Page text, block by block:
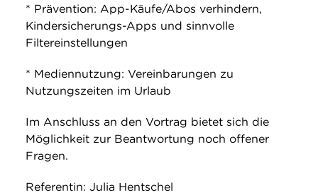
* Prävention: App-Käufe/Abos verhindern,
Kindersicherungs-Apps und sinnvolle
Filtereinstellungen
* Mediennutzung: Vereinbarungen zu
Nutzungszeiten im Urlaub
Im Anschluss an den Vortrag bietet sich die
Möglichkeit zur Beantwortung noch offener
Fragen.
Referentin: Julia Hentschel